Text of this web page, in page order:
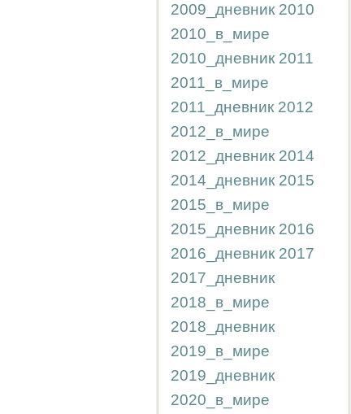
2009_дневник 2010
2010_в_мире
2010_дневник 2011
2011_в_мире
2011_дневник 2012
2012_в_мире
2012_дневник 2014
2014_дневник 2015
2015_в_мире
2015_дневник 2016
2016_дневник 2017
2017_дневник
2018_в_мире
2018_дневник
2019_в_мире
2019_дневник
2020_в_мире